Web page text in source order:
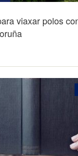
viaxar polos